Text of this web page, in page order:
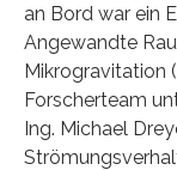
an Bord war ein
Angewandte
Mikrogravitation
Forscherteam
Ing. Michael